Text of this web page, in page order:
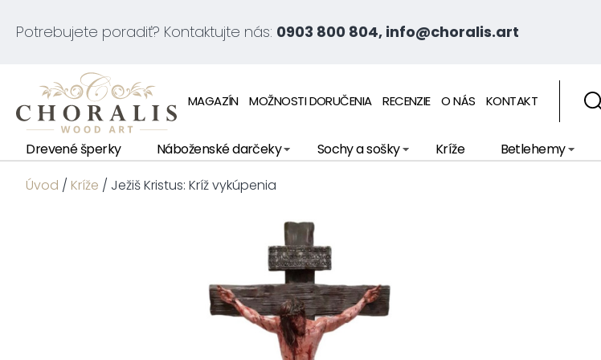
Potrebujete poradiť? Kontaktujte nás: 0903 800 804, info@choralis.art
MAGAZÍN MOŽNOSTI DORUČENIA RECENZIE O NÁS KONTAKT
Drevené šperky Náboženské darčeky Sochy a sošky Kríže Betlehemy
Úvod / Kríže / Ježiš Kristus: Kríž vykúpenia